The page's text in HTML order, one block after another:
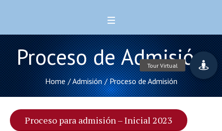
Proceso de Admisión
Home /Admisión /Proceso de Admisión
Proceso para admisión – Inicial 2023